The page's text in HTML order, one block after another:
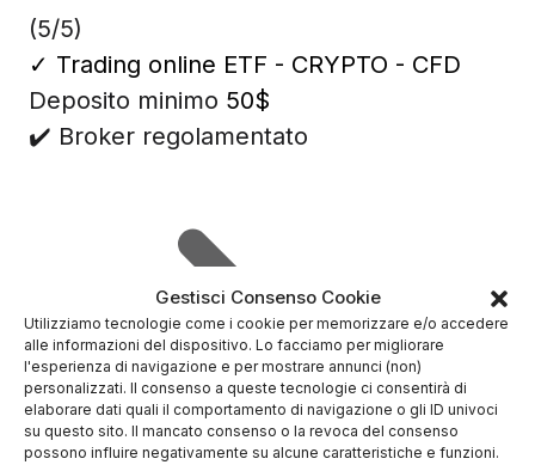
Gestisci Consenso Cookie
Utilizziamo tecnologie come i cookie per memorizzare e/o accedere
alle informazioni del dispositivo. Lo facciamo per migliorare
l'esperienza di navigazione e per mostrare annunci (non)
personalizzati. Il consenso a queste tecnologie ci consentirà di
elaborare dati quali il comportamento di navigazione o gli ID univoci
su questo sito. Il mancato consenso o la revoca del consenso
possono influire negativamente su alcune caratteristiche e funzioni.
(5/5)
✓ Trading online ETF - CRYPTO - CFD
Deposito minimo 50$
✔️ Broker regolamentato